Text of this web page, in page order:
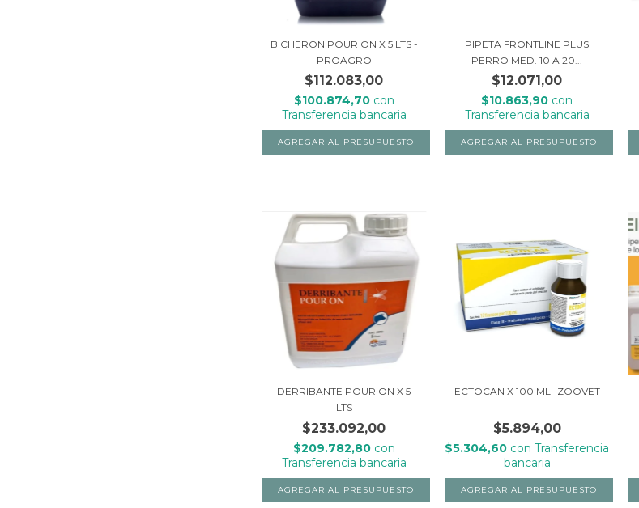
BICHERON POUR ON X 5 LTS -
PROAGRO
$112.083,00
$100.874,70 con
Transferencia bancaria
PIPETA FRONTLINE PLUS
PERRO MED. 10 A 20...
$12.071,00
$10.863,90 con
Transferencia bancaria
DERRIBANTE POUR ON X 5
LTS
$233.092,00
$209.782,80 con
Transferencia bancaria
ECTOCAN X 100 ML- ZOOVET
$5.894,00
$5.304,60 con Transferencia
bancaria